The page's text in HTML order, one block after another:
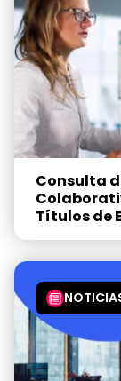
Consulta
Títulos de